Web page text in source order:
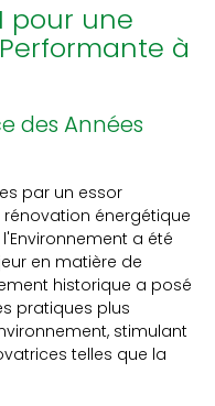
pour une
à
des Années
par un essor
énergétique
l'Environnement a été
en matière de
historique a posé
pratiques plus
stimulant
telles que la